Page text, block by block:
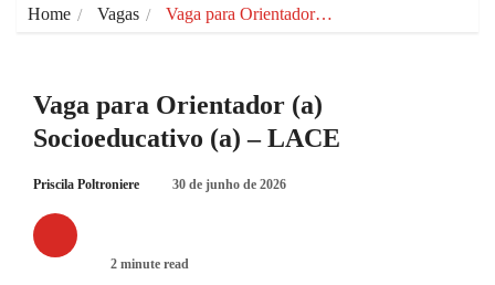
Home Vagas Vaga para Orientador…
Vaga para Orientador (a)
Socioeducativo (a) – LACE
Priscila Poltroniere 30 de junho de 2026
2 minute read